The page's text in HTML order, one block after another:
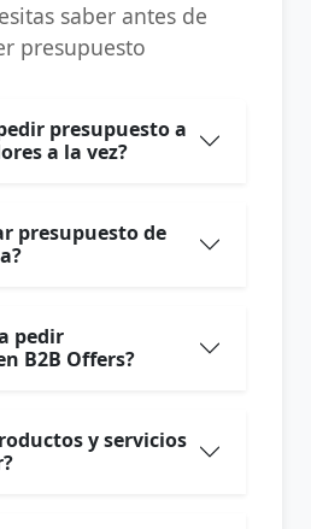
saber antes de
presupuesto
presupuesto a
a la vez?
presupuesto de
pedir
B2B Offers?
y servicios